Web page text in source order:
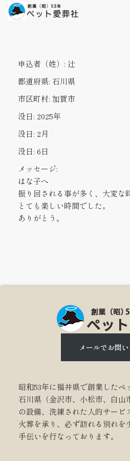
申込者（姓）: 辻
都道府県: 石川県
市区町村: 加賀市
没日: 2025年
没日: 2月
没日: 6日
メッセージ:
はな子へ
振り回される事が多く、大変な
とても楽しい時間でした。
ありがとう。
メールでお問
昭和53年に福井県で創業したペ
石川県（金沢市、小松市、白山
の設備、洗練された人的サービ
火葬を承り、必ず訪れる別れを
手伝いを行なっております。